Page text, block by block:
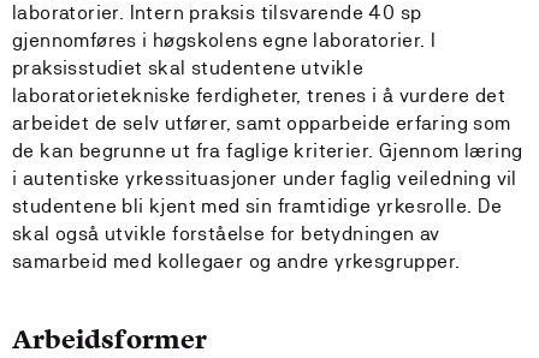
laboratorier. Intern praksis tilsvarende 40 sp
gjennomføres i høgskolens egne laboratorier. I
praksisstudiet skal studentene utvikle
laboratorietekniske ferdigheter, trenes i å vurdere det
arbeidet de selv utfører, samt opparbeide erfaring som
de kan begrunne ut fra faglige kriterier. Gjennom læring
i autentiske yrkessituasjoner under faglig veiledning vil
studentene bli kjent med sin framtidige yrkesrolle. De
skal også utvikle forståelse for betydningen av
samarbeid med kollegaer og andre yrkesgrupper.
Arbeidsformer